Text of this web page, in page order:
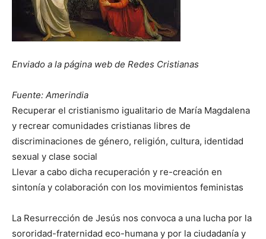
Enviado a la página web de Redes Cristianas
Fuente: Amerindia
Recuperar el cristianismo igualitario de María Magdalena
y recrear comunidades cristianas libres de
discriminaciones de género, religión, cultura, identidad
sexual y clase social
Llevar a cabo dicha recuperación y re-creación en
sintonía y colaboración con los movimientos feministas
La Resurrección de Jesús nos convoca a una lucha por la
sororidad-fraternidad eco-humana y por la ciudadanía y